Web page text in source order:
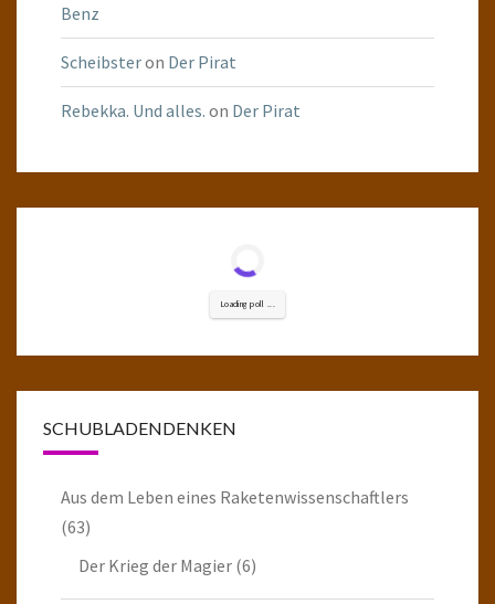
Benz
Scheibsteron Der Pirat
Rebekka. Und alles. on Der Pirat
Loading poll ...
SCHUBLADENDENKEN
Aus dem Leben eines Raketenwissenschaftlers
(63)
Der Krieg der Magier (6)